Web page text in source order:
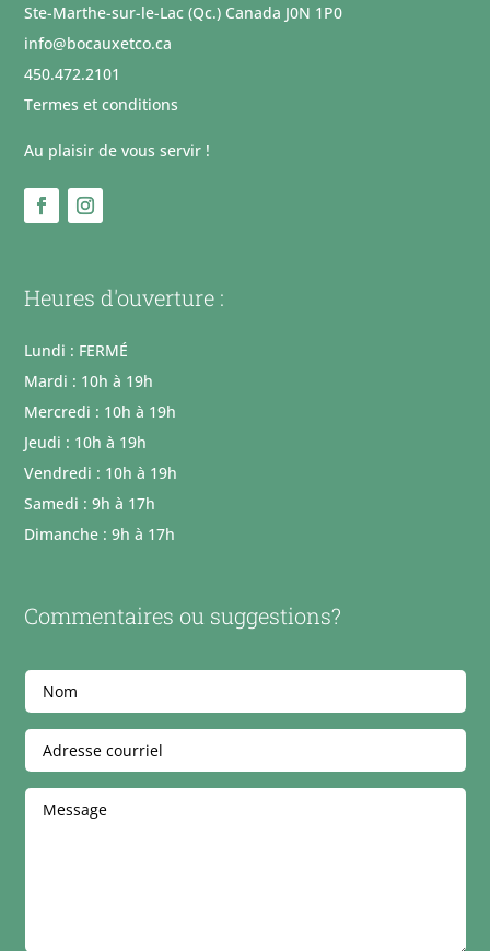
Ste-Marthe-sur-le-Lac (Qc.) Canada J0N 1P0
info@bocauxetco.ca
450.472.2101
Termes et conditions
Au plaisir de vous servir !
Heures d'ouverture :
Lundi : FERMÉ
Mardi : 10h à 19h
Mercredi : 10h à 19h
Jeudi : 10h à 19h
Vendredi : 10h à 19h
Samedi : 9h à 17h
Dimanche : 9h à 17h
Commentaires ou suggestions?